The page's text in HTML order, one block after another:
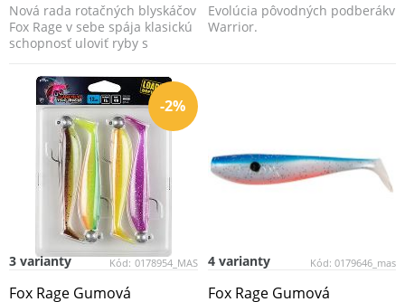
Nová rada rotačných blyskáčov
Fox Rage v sebe spája klasickú
schopnosť uloviť ryby s
Evolúcia pôvodných podberákv
Warrior.
-2%
Kód: 0178954_MAS
3 varianty
Fox Rage Gumová
Kód: 0179646_mas
4 varianty
Fox Rage Gumová